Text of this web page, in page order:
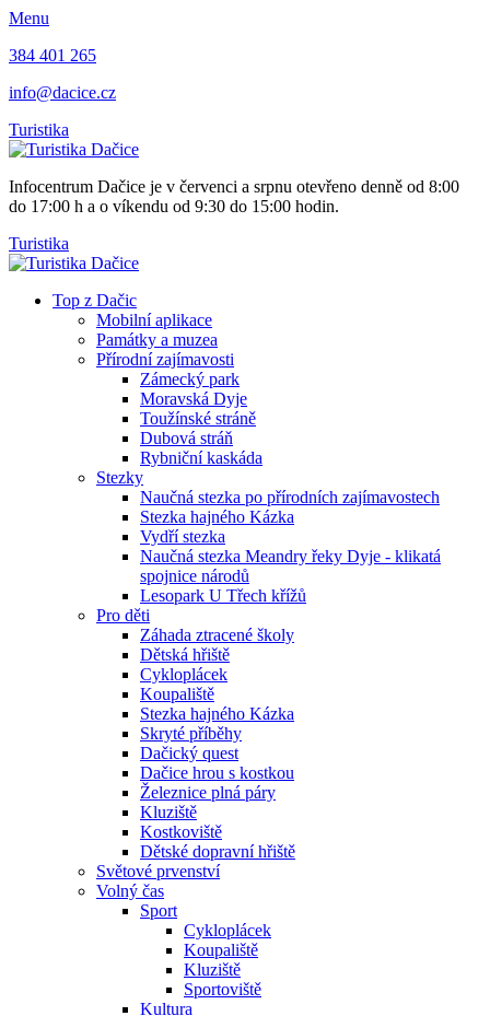
Menu
384 401 265
info@dacice.cz
Turistika
Infocentrum Dačice je v červenci a srpnu otevřeno denně od 8:00
do 17:00 h a o víkendu od 9:30 do 15:00 hodin.
Turistika
Top z Dačic
Mobilní aplikace
Památky a muzea
Přírodní zajímavosti
Zámecký park
Moravská Dyje
Toužínské stráně
Dubová stráň
Rybniční kaskáda
Stezky
Naučná stezka po přírodních zajímavostech
Stezka hajného Kázka
Vydří stezka
Naučná stezka Meandry řeky Dyje - klikatá
spojnice národů
Lesopark U Třech křížů
Pro děti
Záhada ztracené školy
Dětská hřiště
Cykloplácek
Koupaliště
Stezka hajného Kázka
Skryté příběhy
Dačický quest
Dačice hrou s kostkou
Železnice plná páry
Kluziště
Kostkoviště
Dětské dopravní hřiště
Světové prvenství
Volný čas
Sport
Cykloplácek
Koupaliště
Kluziště
Sportoviště
Kultura